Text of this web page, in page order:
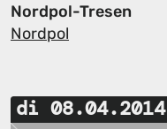
Nordpol-Tresen
Nordpol
di 08.04.2014